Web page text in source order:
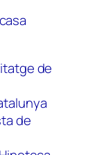
de
de